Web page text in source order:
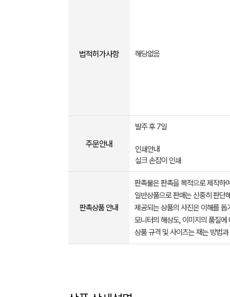
법적허가사항 해당없음
주문안내
발주 후 7일
인쇄안내
실크 손잡이 인쇄
판촉상품 안내
판촉물은 판촉을 목적으로 제작하
일반상품으로 판매는 신중히 판단
제공되는 상품의 사진은 이해를
모니터의 해상도, 이미지의 품질
상품 규격 및 사이즈는 재는 방법